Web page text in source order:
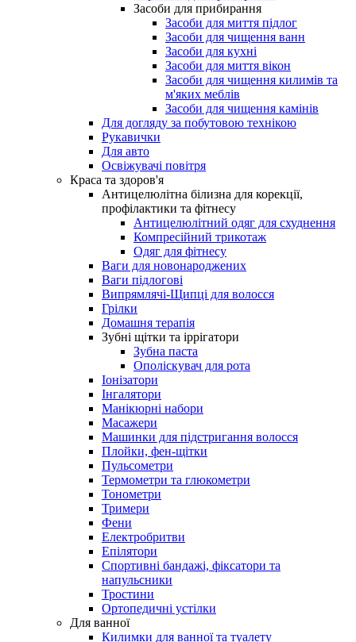
Засоби для прибирання
Засоби для миття підлог
Засоби для чищення ванн
Засоби для кухні
Засоби для миття вікон
Засоби для чищення килимів та
м'яких меблів
Засоби для чищення камінів
Для догляду за побутовою технікою
Рукавички
Для авто
Освіжувачі повітря
Краса та здоров'я
Антицелюлітна білизна для корекції,
профілактики та фітнесу
Антицелюлітний одяг для схуднення
Компресійний трикотаж
Одяг для фітнесу
Ваги для новонароджених
Ваги підлогові
Випрямлячі-Щипці для волосся
Грілки
Домашня терапія
Зубні щітки та іррігатори
Зубна паста
Ополіскувач для рота
Іонізатори
Інгалятори
Манікюрні набори
Масажери
Машинки для підстригання волосся
Плойки, фен-щітки
Пульсометри
Термометри та глюкометри
Тонометри
Тримери
Фени
Електробритви
Епілятори
Спортивні бандажі, фіксатори та
напульсники
Тростини
Ортопедичні устілки
Для ванної
Килимки для ванної та туалету